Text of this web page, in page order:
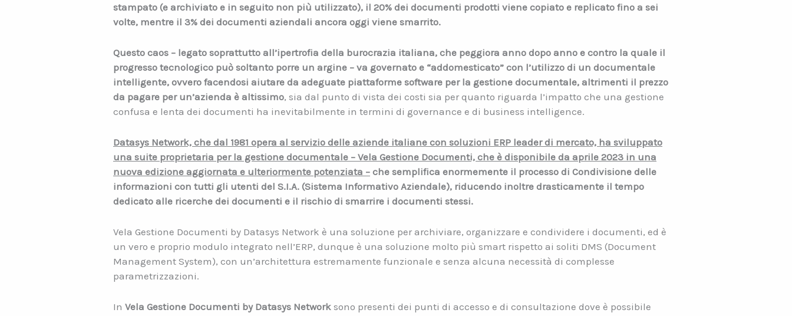
stampato (e archiviato e in seguito non più utilizzato), il 20% dei documenti prodotti viene copiato e replicato fino a sei
volte, mentre il 3% dei documenti aziendali ancora oggi viene smarrito.
Questo caos – legato soprattutto all’ipertrofia della burocrazia italiana, che peggiora anno dopo anno e contro la quale il
progresso tecnologico può soltanto porre un argine – va governato e “addomesticato” con l’utilizzo di un documentale
intelligente, ovvero facendosi aiutare da adeguate piattaforme software per la gestione documentale, altrimenti il prezzo
da pagare per un’azienda è altissimo, sia dal punto di vista dei costi sia per quanto riguarda l’impatto che una gestione
confusa e lenta dei documenti ha inevitabilmente in termini di governance e di business intelligence.
Datasys Network, che dal 1981 opera al servizio delle aziende italiane con soluzioni ERP leader di mercato, ha sviluppato
una suite proprietaria per la gestione documentale – Vela Gestione Documenti, che è disponibile da aprile 2023 in una
nuova edizione aggiornata e ulteriormente potenziata – che semplifica enormemente il processo di Condivisione delle
informazioni con tutti gli utenti del S.I.A. (Sistema Informativo Aziendale), riducendo inoltre drasticamente il tempo
dedicato alle ricerche dei documenti e il rischio di smarrire i documenti stessi.
Vela Gestione Documenti by Datasys Network è una soluzione per archiviare, organizzare e condividere i documenti, ed è
un vero e proprio modulo integrato nell’ERP, dunque è una soluzione molto più smart rispetto ai soliti DMS (Document
Management System), con un’architettura estremamente funzionale e senza alcuna necessità di complesse
parametrizzazioni.
In Vela Gestione Documenti by Datasys Network sono presenti dei punti di accesso e di consultazione dove è possibile